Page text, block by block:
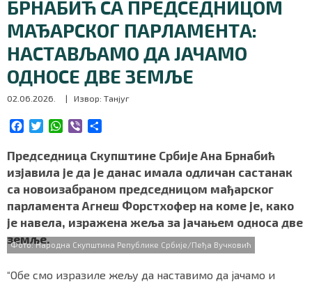
БРНАБИЋ СА ПРЕДСЕДНИЦОМ
МАЂАРСКОГ ПАРЛАМЕНТА:
НАСТАВЉАМО ДА ЈАЧАМО
ОДНОСЕ ДВЕ ЗЕМЉЕ
02.06.2026. | Извор: Танјуг
c
e
b
o
o
k
i
t
t
e
r
W
a
t
s
A
p
p
b
e
r
a
r
e
Председница Скупштине Србије Ана Брнабић
изјавила је да је данас имала одличан састанак
са новоизабраном председницом мађарског
парламента Агнеш Форстхофер на коме је, како
је навела, изражена жеља за јачањем односа две
земље.
Фото: Народна Скупштина Републике Србије/Пеђа Вучковић
“Обе смо изразиле жељу да наставимо да јачамо и
НОВИ САД
ПОДКАСТ
ЗЕЛЕНИ ГРАД
ВИДЕО
СПЕЦИЈАЛИ
БЛОГ
СРБИЈА
СВЕТ